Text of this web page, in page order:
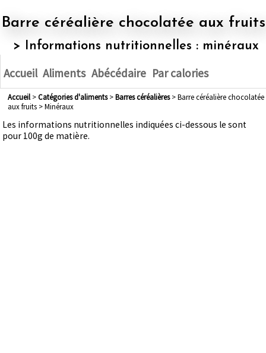
Barre céréalière chocolatée aux fruits
> Informations nutritionnelles : minéraux
Accueil Aliments Abécédaire Par calories
Accueil> Catégories d'aliments> barres céréalières> Barre céréalière chocolatée
aux fruits > Minéraux
Les informations nutritionnelles indiquées ci-dessous le sont
pour 100g de matière.